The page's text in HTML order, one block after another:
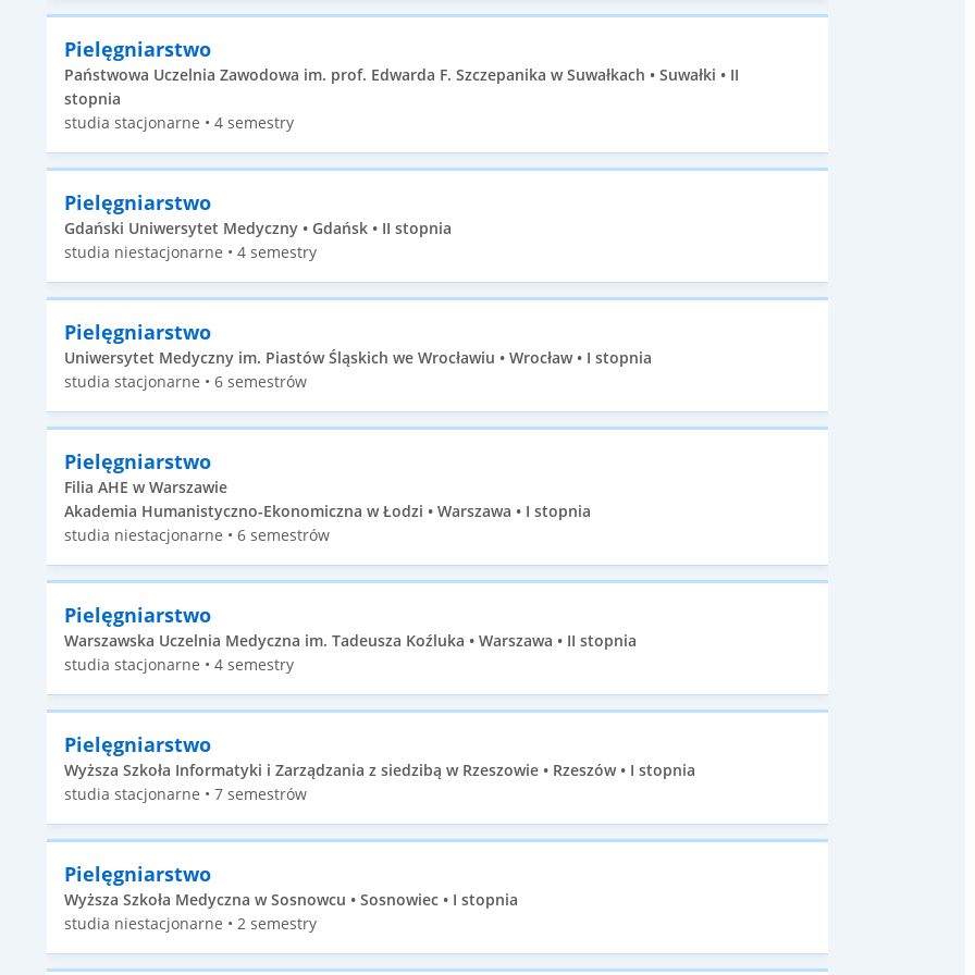
Pielęgniarstwo
Państwowa Uczelnia Zawodowa im. prof. Edwarda F. Szczepanika w Suwałkach • Suwałki • II
stopnia
studia stacjonarne • 4 semestry
Pielęgniarstwo
Gdański Uniwersytet Medyczny • Gdańsk • II stopnia
studia niestacjonarne • 4 semestry
Pielęgniarstwo
Uniwersytet Medyczny im. Piastów Śląskich we Wrocławiu • Wrocław • I stopnia
studia stacjonarne • 6 semestrów
Pielęgniarstwo
Filia AHE w Warszawie
Akademia Humanistyczno-Ekonomiczna w Łodzi • Warszawa • I stopnia
studia niestacjonarne • 6 semestrów
Pielęgniarstwo
Warszawska Uczelnia Medyczna im. Tadeusza Koźluka • Warszawa • II stopnia
studia stacjonarne • 4 semestry
Pielęgniarstwo
Wyższa Szkoła Informatyki i Zarządzania z siedzibą w Rzeszowie • Rzeszów • I stopnia
studia stacjonarne • 7 semestrów
Pielęgniarstwo
Wyższa Szkoła Medyczna w Sosnowcu • Sosnowiec • I stopnia
studia niestacjonarne • 2 semestry